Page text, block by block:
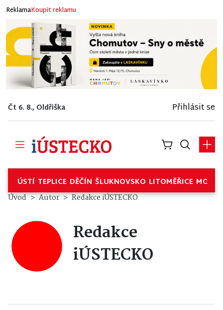
ReklamaKoupit reklamu
Čt 6. 8., Oldřiška Přihlásit se
ÚSTÍ TEPLICE DĚČÍN ŠLUKNOVSKO LITOMĚŘICE
Úvod Autor Redakce iÚSTECKO
Redakce
iÚSTECKO